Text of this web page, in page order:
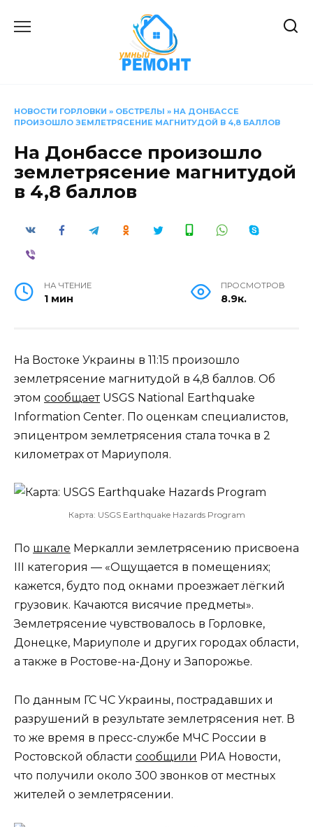
НОВОСТИ ГОРЛОВКИ » ОБСТРЕЛЫ » НА ДОНБАССЕ
ПРОИЗОШЛО ЗЕМЛЕТРЯСЕНИЕ МАГНИТУДОЙ В 4,8 БАЛЛОВ
На Донбассе произошло
землетрясение магнитудой
в 4,8 баллов
НА ЧТЕНИЕ
1 мин
ПРОСМОТРОВ
8.9к.
На Востоке Украины в 11:15 произошло
землетрясение магнитудой в 4,8 баллов. Об
этом сообщаетUSGS National Earthquake
Information Center. По оценкам специалистов,
эпицентром землетрясения стала точка в 2
километрах от Мариуполя.
Карта: USGS Earthquake Hazards Program
По шкале Меркалли землетрясению присвоена
III категория — «Ощущается в помещениях;
кажется, будто под окнами проезжает лёгкий
грузовик. Качаются висячие предметы».
Землетрясение чувствовалось в Горловке,
Донецке, Мариуполе и других городах области,
а также в Ростове-на-Дону и Запорожье.
По данным ГС ЧС Украины, пострадавших и
разрушений в результате землетрясения нет. В
то же время в пресс-службе МЧС России в
Ростовской области сообщили РИА Новости,
что получили около 300 звонков от местных
жителей о землетрясении.